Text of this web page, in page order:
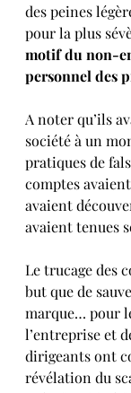
des peines
pour la plus
motif du non-
personnel des
A noter qu’ils
société à un
pratiques de
comptes
avaient
avaient tenues
Le trucage des
but que de
marque… pour
l’entreprise et
dirigeants ont
révélation du